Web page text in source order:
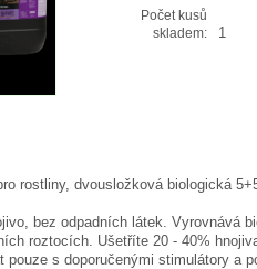
Počet kusů
skladem:
1
rostliny, dvousložková biologická
bez odpadních látek. Vyrovnává
roztocích. Ušetříte 20 - 40%
s doporučenými stimulátory a